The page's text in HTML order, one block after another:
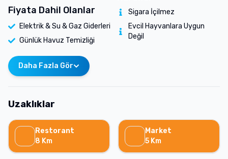
Fiyata Dahil Olanlar
Elektrik & Su & Gaz Giderleri
Günlük Havuz Temizliği
Sigara İçilmez
Evcil Hayvanlara Uygun
Değil
Daha Fazla Gör
Uzaklıklar
Restorant
8 Km
Market
5 Km